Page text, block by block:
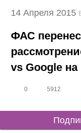
14 Апреля 2015
ФАС
vs Google на
0 5912